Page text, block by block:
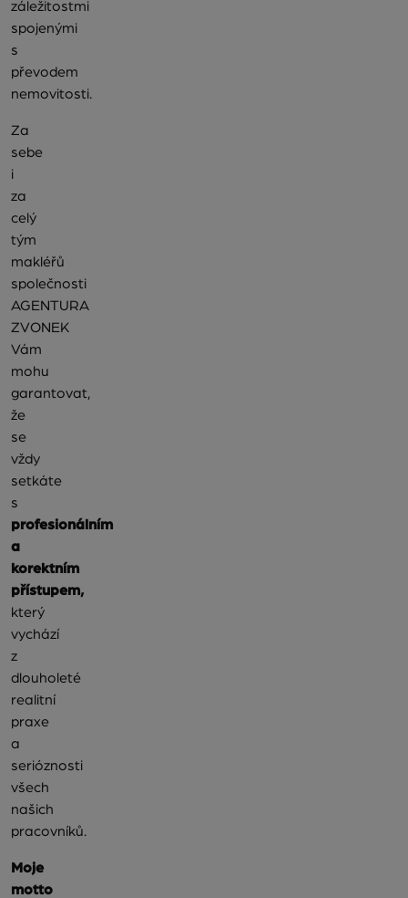
záležitostmi
spojenými
s
převodem
nemovitosti.
Za
sebe
i
za
celý
tým
makléřů
společnosti
AGENTURA
ZVONEK
Vám
mohu
garantovat,
že
se
vždy
setkáte
s
profesionálním
a
korektním
přístupem,
který
vychází
z
dlouholeté
realitní
praxe
a
serióznosti
všech
našich
pracovníků.
Moje
motto